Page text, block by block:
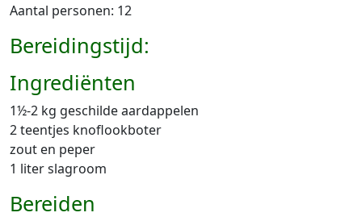
Aantal personen: 12
Bereidingstijd:
Ingrediënten
1½-2 kg geschilde aardappelen
2 teentjes knoflookboter
zout en peper
1 liter slagroom
Bereiden